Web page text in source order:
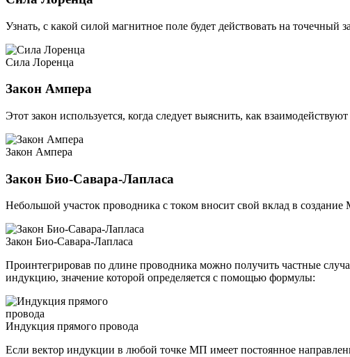
Узнать, с какой силой магнитное поле будет действовать на
Сила Лоренца
Закон Ампера
Этот закон используется, когда следует выяснить, как
Закон Ампера
Закон Био-Савара-Лапласа
Небольшой участок проводника с током вносит свой вклад в
Закон Био-Савара-Лапласа
Проинтегрировав по длине проводника можно получить частные
индукцию, значение которой определяется с помощью формулы:
Индукция прямого провода
Если вектор индукции в любой точке МП имеет постоянное